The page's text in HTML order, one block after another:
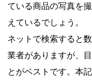
ている商品の写真を
えているでしょう。
ネットで検索すると
業者がありますが、
とがベストです。本